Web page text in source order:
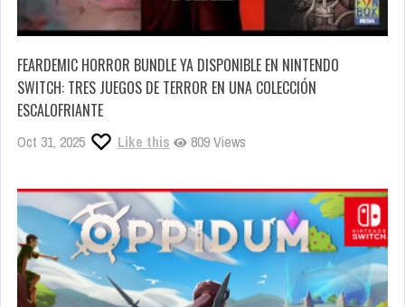
FEARDEMIC HORROR BUNDLE YA DISPONIBLE EN NINTENDO
SWITCH: TRES JUEGOS DE TERROR EN UNA COLECCIÓN
ESCALOFRIANTE
Oct 31, 2025 Like this 809 Views